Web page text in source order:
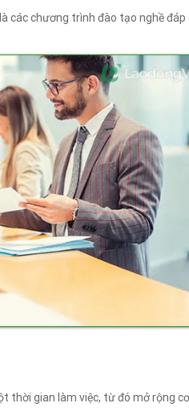
các chương trình đào tạo nghề đáp
thời gian làm việc, từ đó mở rộng